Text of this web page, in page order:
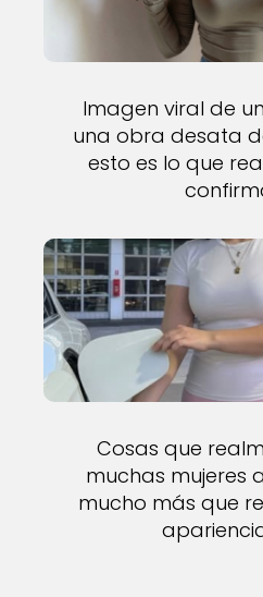
Imagen viral de
una obra desata
esto es lo que
Cosas que
muchas mujeres
mucho más que